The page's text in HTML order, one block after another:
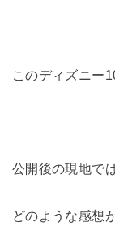
このディズニー
公開後の現地で
どのような感想